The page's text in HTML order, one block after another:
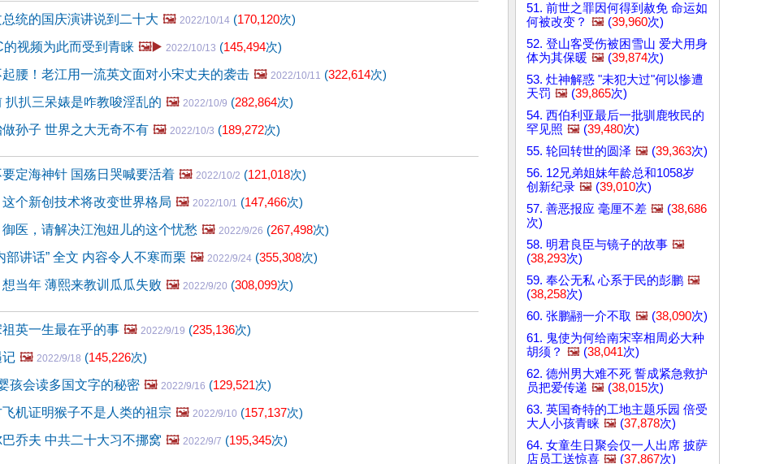
总统的国庆演讲说到二十大 🖼️ 2022/10/14 (170,120次)
的视频为此而受到青睐 🖼️▶️ 2022/10/13 (145,494次)
腰！老江用一流英文面对小宋丈夫的袭击 🖼️ 2022/10/11 (322,614次)
扒扒三呆婊是咋教唆淫乱的 🖼️ 2022/10/9 (282,864次)
孙子 世界之大无奇不有 🖼️ 2022/10/3 (189,272次)
定海神针 国殇日哭喊要活着 🖼️ 2022/10/2 (121,018次)
个新创技术将改变世界格局 🖼️ 2022/10/1 (147,466次)
医，请解决江泡妞儿的这个忧愁 🖼️ 2022/9/26 (267,498次)
部讲话” 全文 内容令人不寒而栗 🖼️ 2022/9/24 (355,308次)
当年 薄熙来教训瓜瓜失败 🖼️ 2022/9/20 (308,099次)
英一生最在乎的事 🖼️ 2022/9/19 (235,136次)
记 🖼️ 2022/9/18 (145,226次)
孩会读多国文字的秘密 🖼️ 2022/9/16 (129,521次)
机证明猴子不是人类的祖宗 🖼️ 2022/9/10 (157,137次)
乔夫 中共二十大习不挪窝 🖼️ 2022/9/7 (195,345次)
51. 前世之罪因何得到赦免 命运如
何被改变？ 🖼️ (39,960次)
52. 登山客受伤被困雪山 爱犬用身
体为其保暖 🖼️ (39,874次)
53. 灶神解惑 "未犯大过"何以惨遭
天罚 🖼️ (39,865次)
54. 西伯利亚最后一批驯鹿牧民的
罕见照 🖼️ (39,480次)
55. 轮回转世的圆泽 🖼️ (39,363次)
56. 12兄弟姐妹年龄总和1058岁
创新纪录 🖼️ (39,010次)
57. 善恶报应 毫厘不差 🖼️ (38,686
次)
58. 明君良臣与镜子的故事 🖼️
(38,293次)
59. 奉公无私 心系于民的彭鹏 🖼️
(38,258次)
60. 张鹏翮一介不取 🖼️ (38,090次)
61. 鬼使为何给南宋宰相周必大种
胡须？ 🖼️ (38,041次)
62. 德州男大难不死 誓成紧急救护
员把爱传递 🖼️ (38,015次)
63. 英国奇特的工地主题乐园 倍受
大人小孩青睐 🖼️ (37,878次)
64. 女童生日聚会仅一人出席 披萨
店员工送惊喜 🖼️ (37,867次)